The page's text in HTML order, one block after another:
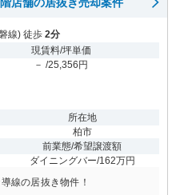
線) 徒歩 2分
現賃料/坪単価
－ /25,356円
所在地
柏市
前業態/希望譲渡額
ダイニングバー/162万円
線の居抜き物件！